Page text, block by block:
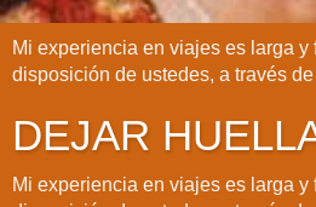
Mi experiencia en viajes es larga y
disposición de ustedes, a través
DEJAR
Mi experiencia en viajes es larga y